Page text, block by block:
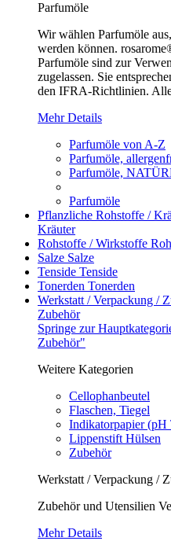
Parfumöle
Wir wählen Parfumöle
werden können.
Parfumöle sind zur
zugelassen. Sie
den IFRA-Richtlinien.
Mehr Details
Parfumöle von A-Z
Parfumöle,
Parfumöle,
Parfumöle
Pflanzliche Rohstoffe /
Kräuter
Rohstoffe / Wirkstoffe
Salze Salze
Tenside Tenside
Tonerden Tonerden
Werkstatt / Verpackung /
Zubehör
Springe zur
Zubehör"
Weitere Kategorien
Cellophanbeutel
Flaschen, Tiegel
Indikatorpapier (pH
Lippenstift Hülsen
Zubehör
Werkstatt / Verpackung /
Zubehör und Utensilien
Mehr Details